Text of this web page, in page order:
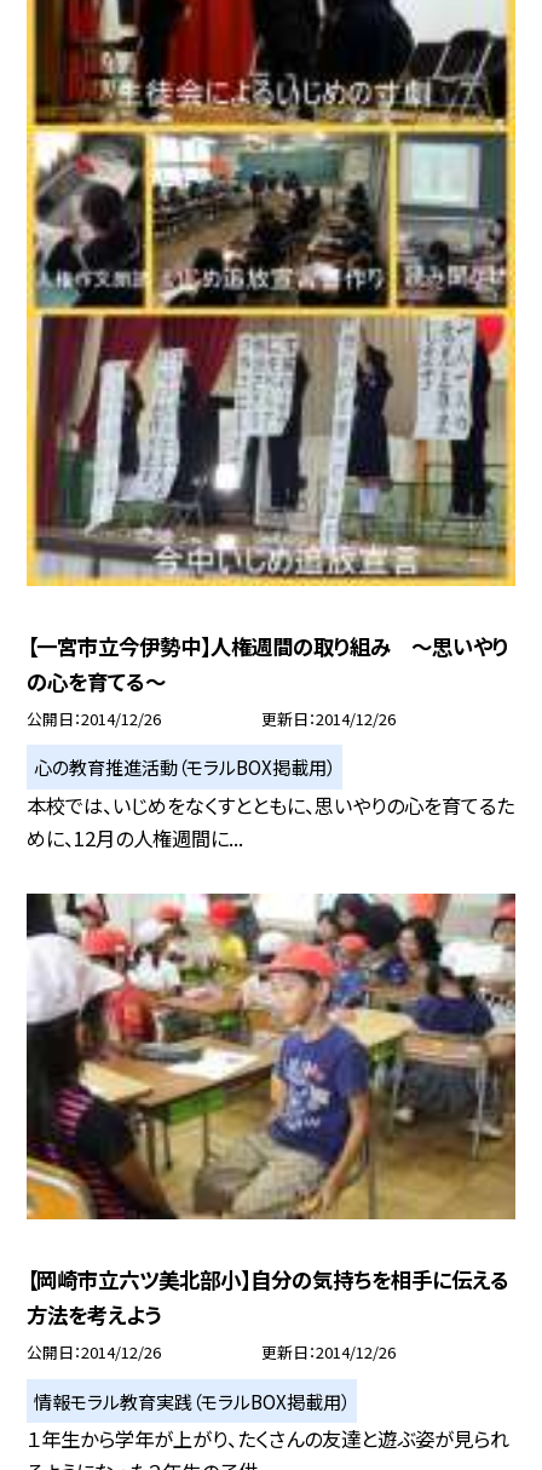
【一宮市立今伊勢中】人権週間の取り組み 〜思いやり
の心を育てる〜
公開日 2014/12/26 更新日 2014/12/26
心の教育推進活動（モラルBOX掲載用）
本校では、いじめをなくすとともに、思いやりの心を育てるた
めに、12月の人権週間に...
【岡崎市立六ツ美北部小】自分の気持ちを相手に伝える
方法を考えよう
公開日 2014/12/26 更新日 2014/12/26
情報モラル教育実践（モラルBOX掲載用）
１年生から学年が上がり、たくさんの友達と遊ぶ姿が見られ